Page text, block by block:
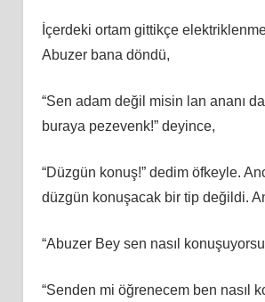
İçerdeki ortam gittikçe
Abuzer bana döndü,
“Sen adam değil misin lan ananı
buraya pezevenk!” deyince,
“Düzgün konuş!” dedim öfkeyle.
düzgün konuşacak bir tip değildi.
“Abuzer Bey sen nasıl
“Senden mi öğrenecem ben nasıl